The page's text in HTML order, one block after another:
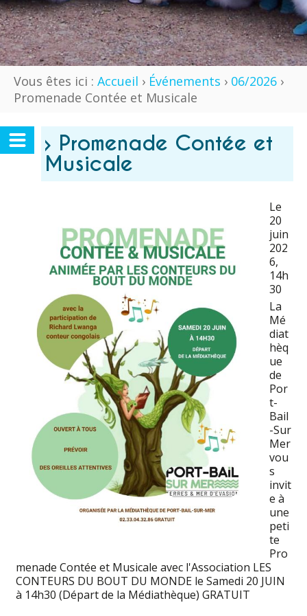
Vous êtes ici : Accueil › Événements › 06/2026 ›
Promenade Contée et Musicale
› Promenade Contée et
Musicale
Le
20
juin
202
6,
14h
30
La
Mé
diat
hèq
ue
de
Por
t-
Bail
-Sur
Mer
vou
s
invit
e à
une
peti
te
Pro
menade Contée et Musicale avec l'Association LES
CONTEURS DU BOUT DU MONDE le Samedi 20 JUIN
à 14h30 (Départ de la Médiathèque) GRATUIT